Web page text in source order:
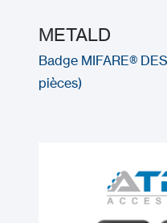
METALD
Badge MIFARE®
pièces)